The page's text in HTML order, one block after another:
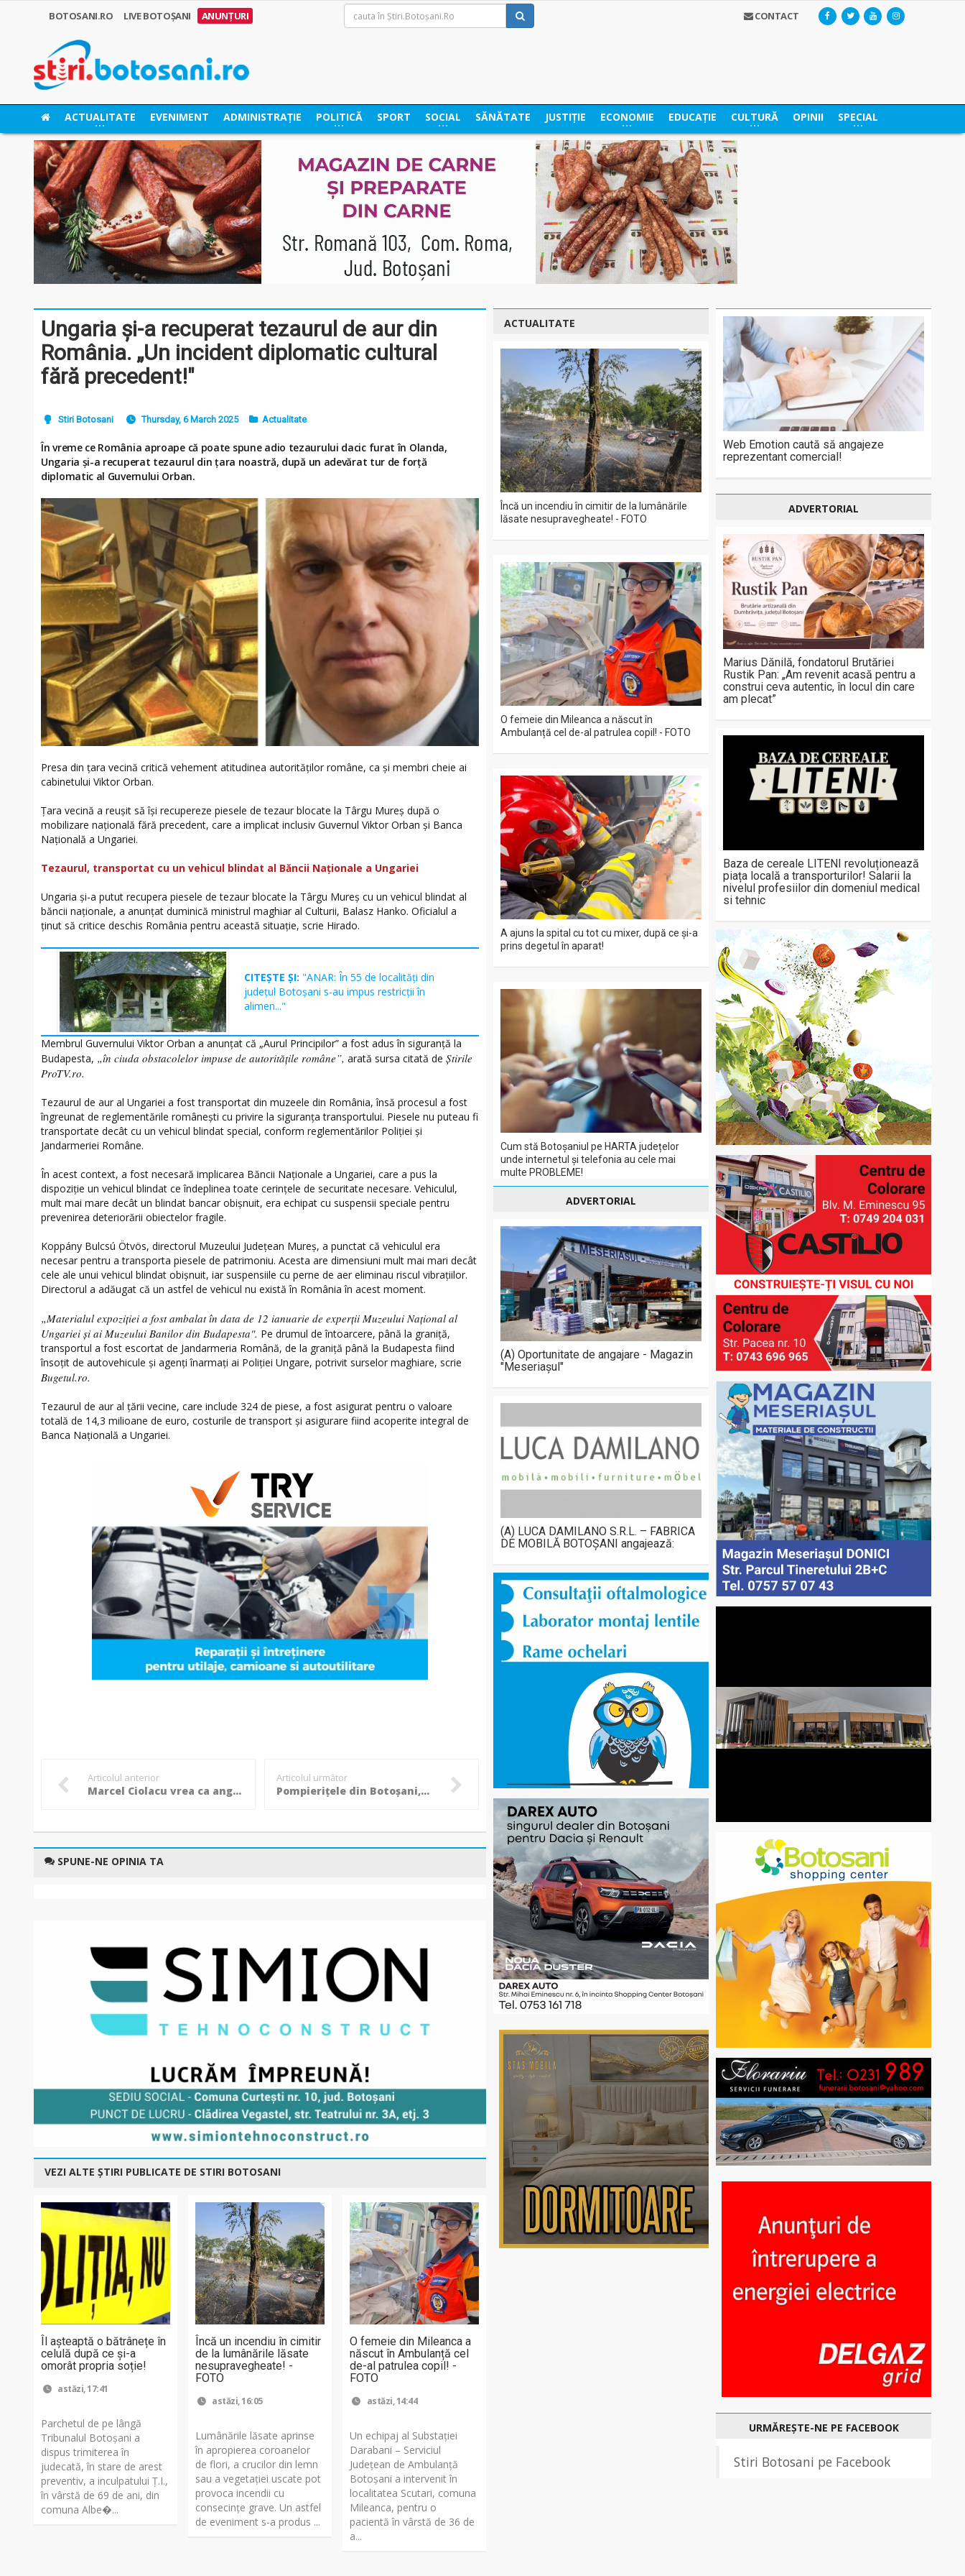
BOTOSANI.RO LIVE BOTOȘANI ANUNȚURI CONTACT
ACTUALITATE EVENIMENT ADMINISTRAȚIE POLITICĂ SPORT SOCIAL SĂNĂTATE JUSTIȚIE ECONOMIE EDUCAȚIE CULTURĂ OPINII SPECIAL
Ungaria și-a recuperat tezaurul de aur din
România. „Un incident diplomatic cultural
fără precedent!"
Stiri Botosani Thursday, 6 March 2025 Actualitate
În vreme ce România aproape că poate spune adio tezaurului dacic furat în Olanda,
Ungaria și-a recuperat tezaurul din țara noastră, după un adevărat tur de forță
diplomatic al Guvernului Orban.
Presa din țara vecină critică vehement atitudinea autorităților române, ca și membri cheie ai
cabinetului Viktor Orban.
Țara vecină a reușit să își recupereze piesele de tezaur blocate la Târgu Mureș după o
mobilizare națională fără precedent, care a implicat inclusiv Guvernul Viktor Orban și Banca
Națională a Ungariei.
Tezaurul, transportat cu un vehicul blindat al Băncii Naționale a Ungariei
Ungaria și-a putut recupera piesele de tezaur blocate la Târgu Mureș cu un vehicul blindat al
băncii naționale, a anunțat duminică ministrul maghiar al Culturii, Balasz Hanko. Oficialul a
ținut să critice deschis România pentru această situație, scrie Hirado.
CITEȘTE ȘI: "ANAR: În 55 de localități din
județul Botoșani s-au impus restricții în
alimen..."
Membrul Guvernului Viktor Orban a anunțat că „Aurul Principilor” a fost adus în siguranță la
Budapesta, „în ciuda obstacolelor impuse de autorităţile române”, arată sursa citată de Știrile
ProTV.ro.
Tezaurul de aur al Ungariei a fost transportat din muzeele din România, însă procesul a fost
îngreunat de reglementările românești cu privire la siguranța transportului. Piesele nu puteau fi
transportate decât cu un vehicul blindat special, conform reglementărilor Poliției și
Jandarmeriei Române.
În acest context, a fost necesară implicarea Băncii Naționale a Ungariei, care a pus la
dispoziție un vehicul blindat ce îndeplinea toate cerințele de securitate necesare. Vehiculul,
mult mai mare decât un blindat bancar obișnuit, era echipat cu suspensii speciale pentru
prevenirea deteriorării obiectelor fragile.
Koppány Bulcsú Ötvös, directorul Muzeului Județean Mureș, a punctat că vehiculul era
necesar pentru a transporta piesele de patrimoniu. Acesta are dimensiuni mult mai mari decât
cele ale unui vehicul blindat obișnuit, iar suspensiile cu perne de aer eliminau riscul vibrațiilor.
Directorul a adăugat că un astfel de vehicul nu există în România în acest moment.
„Materialul expoziţiei a fost ambalat în data de 12 ianuarie de experţii Muzeului Naţional al
Ungariei şi ai Muzeului Banilor din Budapesta". Pe drumul de întoarcere, până la graniţă,
transportul a fost escortat de Jandarmeria Română, de la graniță până la Budapesta fiind
însoțit de autovehicule și agenți înarmați ai Poliției Ungare, potrivit surselor maghiare, scrie
Bugetul.ro.
Tezaurul de aur al țării vecine, care include 324 de piese, a fost asigurat pentru o valoare
totală de 14,3 milioane de euro, costurile de transport și asigurare fiind acoperite integral de
Banca Națională a Ungariei.
Articolul anterior
Marcel Ciolacu vrea ca angajații din subordinea Guvernului să fie plătiți în funcție de performanță!
Articolul următor
Pompierițele din Botoșani, pe podium la Cupa Mărțișorului la Badminton! (Foto)
SPUNE-NE OPINIA TA
VEZI ALTE ȘTIRI PUBLICATE DE STIRI BOTOSANI
Îl așteaptă o bătrânețe în
celulă după ce și-a
omorât propria soție!
astăzi, 17:41
Parchetul de pe lângă
Tribunalul Botoşani a
dispus trimiterea în
judecată, în stare de arest
preventiv, a inculpatului Ț.I.,
în vârstă de 69 de ani, din
comuna Albe�...
Încă un incendiu în cimitir
de la lumânările lăsate
nesupravegheate! -
FOTO
astăzi, 16:05
Lumânările lăsate aprinse
în apropierea coroanelor
de flori, a crucilor din lemn
sau a vegetației uscate pot
provoca incendii cu
consecințe grave. Un astfel
de eveniment s-a produs ...
O femeie din Mileanca a
născut în Ambulanță cel
de-al patrulea copil! -
FOTO
astăzi, 14:44
Un echipaj al Substației
Darabani – Serviciul
Județean de Ambulanță
Botoșani a intervenit în
localitatea Scutari, comuna
Mileanca, pentru o
pacientă în vârstă de 36 de
a...
ACTUALITATE
Încă un incendiu în cimitir de la lumânările
lăsate nesupravegheate! - FOTO
O femeie din Mileanca a născut în
Ambulanță cel de-al patrulea copil! - FOTO
A ajuns la spital cu tot cu mixer, după ce și-a
prins degetul în aparat!
Cum stă Botoșaniul pe HARTA județelor
unde internetul și telefonia au cele mai
multe PROBLEME!
ADVERTORIAL
(A) Oportunitate de angajare - Magazin
"Meseriașul"
(A) LUCA DAMILANO S.R.L. – FABRICA
DE MOBILĂ BOTOȘANI angajează:
Web Emotion caută să angajeze
reprezentant comercial!
ADVERTORIAL
Marius Dănilă, fondatorul Brutăriei
Rustik Pan: „Am revenit acasă pentru a
construi ceva autentic, în locul din care
am plecat”
Baza de cereale LITENI revoluționează
piața locală a transporturilor! Salarii la
nivelul profesiilor din domeniul medical
si tehnic
URMĂREȘTE-NE PE FACEBOOK
Stiri Botosani pe Facebook